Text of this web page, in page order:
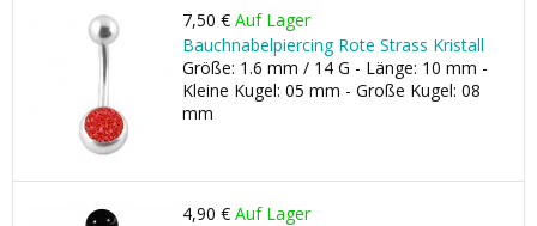
7,50 € Auf Lager
Bauchnabelpiercing Rote Strass Kristall
Größe: 1.6 mm / 14 G - Länge: 10 mm -
Kleine Kugel: 05 mm - Große Kugel: 08
mm
4,90 € Auf Lager